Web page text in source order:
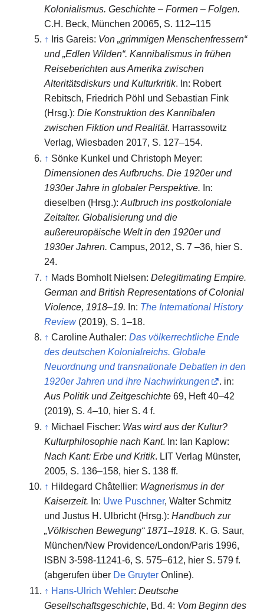
Kolonialismus. Geschichte – Formen – Folgen.
C.H. Beck, München 20065, S. 112–115
↑
Iris Gareis: Von „grimmigen Menschenfressern“
und „Edlen Wilden“. Kannibalismus in frühen
Reiseberichten aus Amerika zwischen
Alteritätsdiskurs und Kulturkritik. In: Robert
Rebitsch, Friedrich Pöhl und Sebastian Fink
(Hrsg.):Die Konstruktion des Kannibalen
zwischen Fiktion und Realität. Harrassowitz
Verlag, Wiesbaden 2017, S. 127–154.
↑ Sönke Kunkel und Christoph Meyer:
Dimensionen des Aufbruchs. Die 1920er und
1930er Jahre in globaler Perspektive. In:
dieselben (Hrsg.):Aufbruch ins postkoloniale
Zeitalter. Globalisierung und die
außereuropäische Welt in den 1920er und
1930er Jahren. Campus, 2012, S. 7 –36, hier S.
24.
↑ Mads Bomholt Nielsen:Delegitimating Empire.
German and British Representations of Colonial
Violence, 1918–19. In: The International History
Review(2019), S. 1–18.
↑ Caroline Authaler:Das völkerrechtliche Ende
des deutschen Kolonialreichs. Globale
Neuordnung und transnationale Debatten in den
1920er Jahren und ihre Nachwirkungen
. in:
Aus Politik und Zeitgeschichte 69, Heft 40–42
(2019), S. 4–10, hier S. 4 f.
↑ Michael Fischer: Was wird aus der Kultur?
Kulturphilosophie nach Kant. In: Ian Kaplow:
Nach Kant: Erbe und Kritik. LIT Verlag Münster,
2005, S. 136–158, hier S. 138 ff.
↑ Hildegard Châtellier: Wagnerismus in der
Kaiserzeit. In: Uwe Puschner, Walter Schmitz
und Justus H. Ulbricht (Hrsg.):Handbuch zur
„Völkischen Bewegung“ 1871–1918. Κ. G. Saur,
München/New Providence/London/Paris 1996,
ISBN 3-598-11241-6, S. 575–612, hier S. 579 f.
(abgerufen über De Gruyter Online).
↑ Hans-Ulrich Wehler:Deutsche
Gesellschaftsgeschichte, Bd. 4: Vom Beginn des